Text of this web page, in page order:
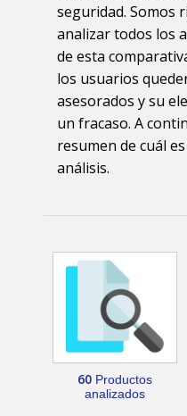
seguridad. Somos
analizar todos los
de esta
los usuarios
asesorados y su
un fracaso. A
resumen de cuál
análisis.
60 Productos
analizados